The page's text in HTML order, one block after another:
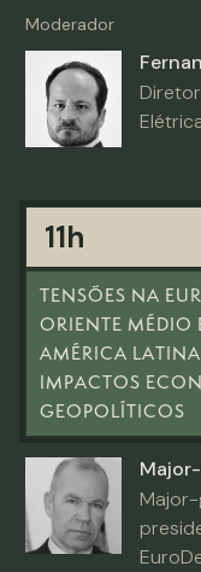
Moderador
11h
TENSÕES NA
ORIENTE MÉDIO
AMÉRICA
IMPACTOS
GEOPOLÍTICOS